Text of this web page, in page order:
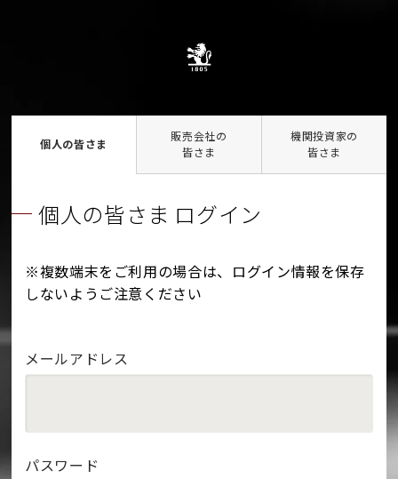
個人の皆さま
販売会社の
皆さま
機関投資家の
皆さま
個人の皆さま ログイン
※複数端末をご利用の場合は、ログイン情報を保存
しないようご注意ください
メールアドレス
パスワード